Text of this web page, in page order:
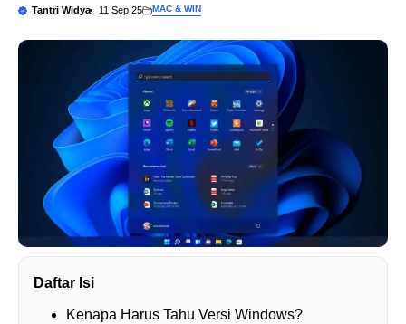
Tantri Widya 11 Sep 25 MAC & WIN
Daftar Isi
Kenapa Harus Tahu Versi Windows?